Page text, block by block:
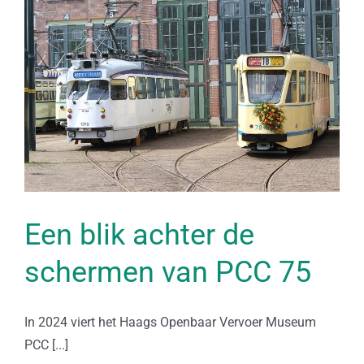
Een blik achter de
schermen van PCC 75
In 2024 viert het Haags Openbaar Vervoer Museum
PCC [...]